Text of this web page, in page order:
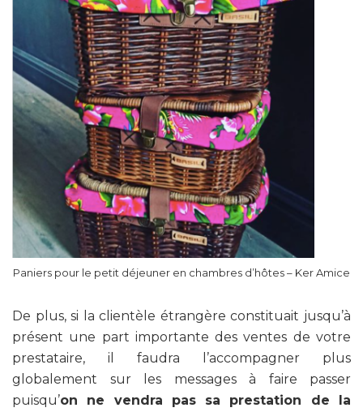
Paniers pour le petit déjeuner en chambres d’hôtes – Ker Amice
De plus, si la clientèle étrangère constituait jusqu’à
présent une part importante des ventes de votre
prestataire, il faudra l’accompagner plus
globalement sur les messages à faire passer
puisqu’on ne vendra pas sa prestation de la